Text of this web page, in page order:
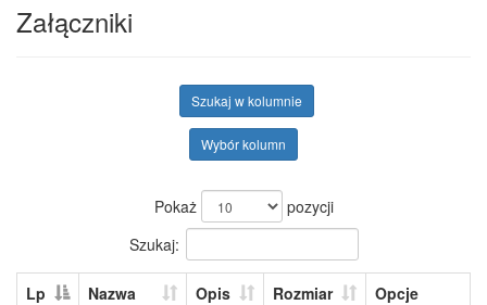
Załączniki
Szukaj w kolumnie
Wybór kolumn
Pokaż
pozycji
Szukaj:
Lp Nazwa Opis Rozmiar
Opcje